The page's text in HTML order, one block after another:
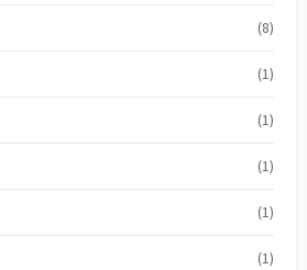
(8)
(1)
(1)
(1)
(1)
(1)